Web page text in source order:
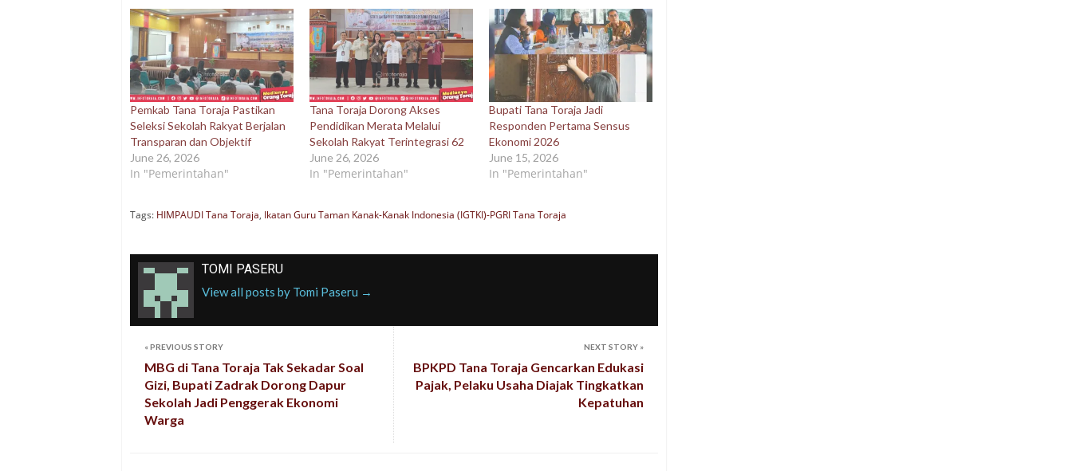
Pemkab Tana Toraja Pastikan
Seleksi Sekolah Rakyat Berjalan
Transparan dan Objektif
June 26, 2026
In "Pemerintahan"
Tana Toraja Dorong Akses
Pendidikan Merata Melalui
Sekolah Rakyat Terintegrasi 62
June 26, 2026
In "Pemerintahan"
Bupati Tana Toraja Jadi
Responden Pertama Sensus
Ekonomi 2026
June 15, 2026
In "Pemerintahan"
Tags: HIMPAUDI Tana Toraja, Ikatan Guru Taman Kanak-Kanak Indonesia (IGTKI)-PGRI Tana Toraja
TOMI PASERU
View all posts by Tomi Paseru →
« PREVIOUS STORY
MBG di Tana Toraja Tak Sekadar Soal
Gizi, Bupati Zadrak Dorong Dapur
Sekolah Jadi Penggerak Ekonomi
Warga
NEXT STORY »
BPKPD Tana Toraja Gencarkan Edukasi
Pajak, Pelaku Usaha Diajak Tingkatkan
Kepatuhan